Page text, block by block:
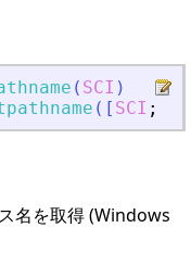
( SCI )
( [ SCI ;
名を取得 (Windows